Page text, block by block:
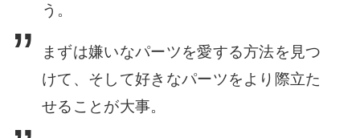
う。
まずは嫌いなパーツを愛する方法を見つ
けて、そして好きなパーツをより際立た
せることが大事。